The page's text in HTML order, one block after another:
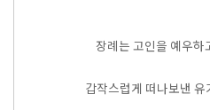
장례는 고인을 예우하
갑작스럽게 떠나보낸